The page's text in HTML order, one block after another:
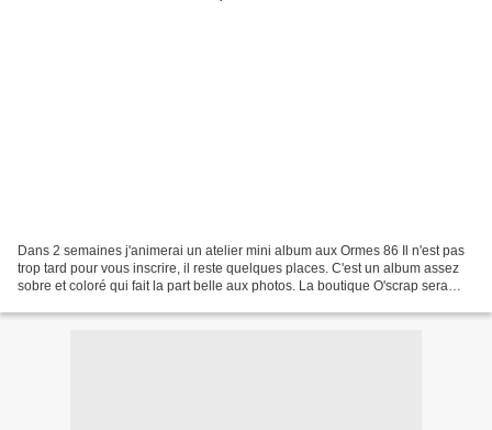
Dans 2 semaines j'animerai un atelier mini album aux Ormes 86 Il n'est pas
trop tard pour vous inscrire, il reste quelques places. C'est un album assez
sobre et coloré qui fait la part belle aux photos. La boutique O'scrap sera